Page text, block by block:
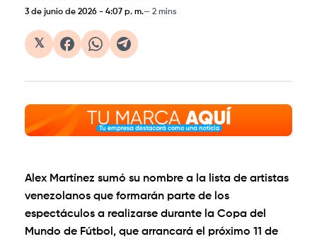
3 de junio de 2026 - 4:07 p. m. 2 mins
𝕏
Alex Martínez sumó su nombre a la lista de artistas
venezolanos que formarán parte de los
espectáculos a realizarse durante la Copa del
Mundo de Fútbol, que arrancará el próximo 11 de